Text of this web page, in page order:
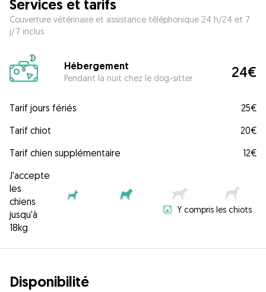
Services et tarifs
Couverture vétérinaire et assistance téléphonique 24 h/24 et 7
j/7 inclus
Hébergement
Pendant la nuit chez le dog-sitter 24€
Tarif jours fériés
25€
Tarif chiot
20€
Tarif chien supplémentaire
12€
J'accepte
les
chiens
jusqu'à
18kg
Y compris les chiots
Disponibilité